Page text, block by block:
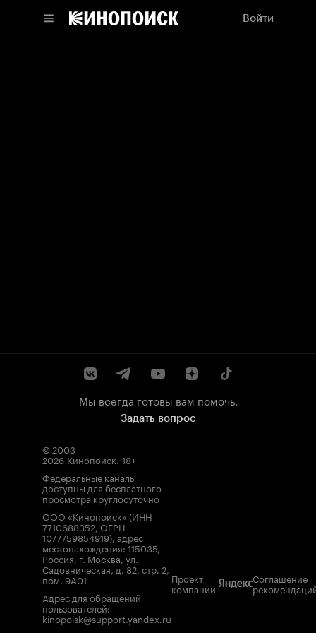
Войти
Мы всегда готовы вам помочь.
Задать вопрос
© 2003–
2026 Кинопоиск. 18+
Федеральные каналы
доступны для бесплатного
просмотра круглосуточно
ООО «Кинопоиск» (ИНН
7710688352, ОГРН
1077759854919), адрес
местонахождения: 115035,
Россия, г. Москва, ул.
Садовническая, д. 82, стр. 2,
пом. 9А01
Адрес для обращений
пользователей:
kinopoisk@support.yandex.ru
Проект
компании
Соглашение